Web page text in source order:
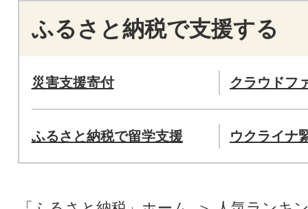
ふるさと納税で支援する
災害支援寄付 クラウドフ
ふるさと納税で留学支援 ウクライナ